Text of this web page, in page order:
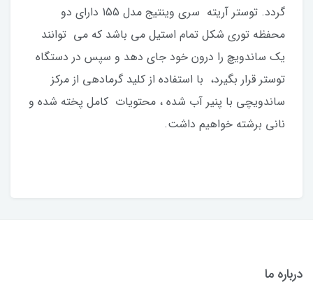
گردد. توستر آریته سری وینتیج مدل 155 دارای دو
محفظه توری شکل تمام استیل می باشد که می توانند
یک ساندویچ را درون خود جای دهد و سپس در دستگاه
توستر قرار بگیرد، با استفاده از کلید گرمادهی از مرکز
ساندویچی با پنیر آب شده ، محتویات کامل پخته شده و
نانی برشته خواهیم داشت.
درباره ما